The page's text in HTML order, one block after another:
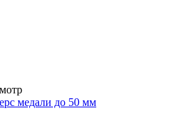
медали до 50 мм